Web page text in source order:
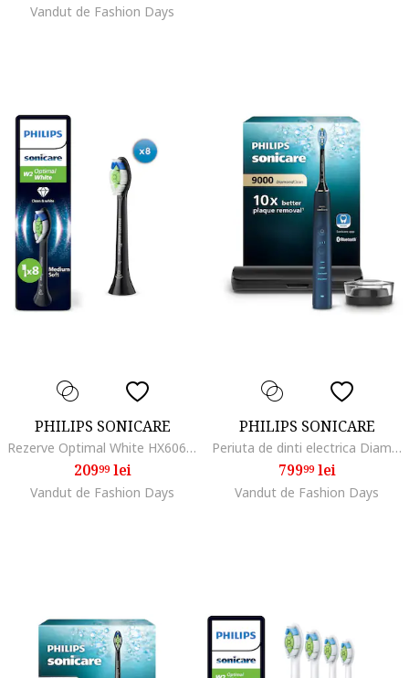
Vandut de Fashion Days
PHILIPS SONICARE
Rezerve Optimal White HX6068/88, pachet de 8 capete de periere, Standard, click-on, sincronizarea modurilor BrushSync, Negru
20999lei
Vandut de Fashion Days
PHILIPS SONICARE
Periuta de dinti electrica DiamondClean 9000 HX9911, Bleumarin
79999lei
Vandut de Fashion Days